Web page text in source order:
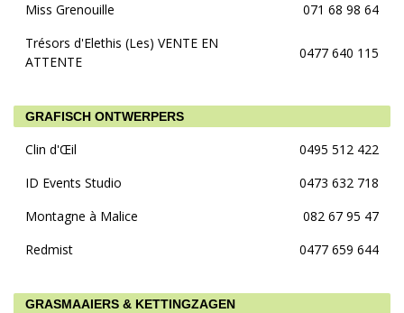
Miss Grenouille
071 68 98 64
Trésors d'Elethis (Les) VENTE EN
ATTENTE
0477 640 115
GRAFISCH ONTWERPERS
Clin d'Œil
0495 512 422
ID Events Studio
0473 632 718
Montagne à Malice
082 67 95 47
Redmist
0477 659 644
GRASMAAIERS & KETTINGZAGEN